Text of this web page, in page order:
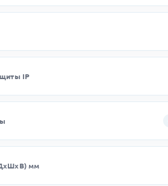
IP
мм